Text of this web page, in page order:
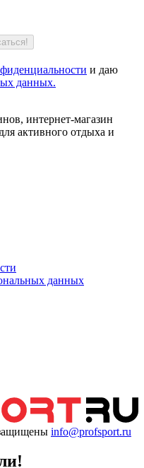
и даю
данных.
интернет-магазин
активного отдыха и
данных
info@profsport.ru